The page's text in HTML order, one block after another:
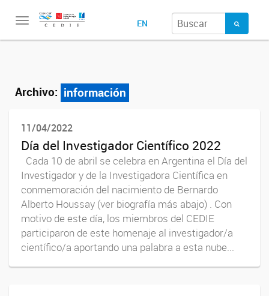
Toggle
EN
Archivo: información
11/04/2022
Día del Investigador Científico 2022
Cada 10 de abril se celebra en Argentina el Día del
Investigador y de la Investigadora Científica en
conmemoración del nacimiento de Bernardo
Alberto Houssay (ver biografía más abajo) . Con
motivo de este día, los miembros del CEDIE
participaron de este homenaje al investigador/a
científico/a aportando una palabra a esta nube...